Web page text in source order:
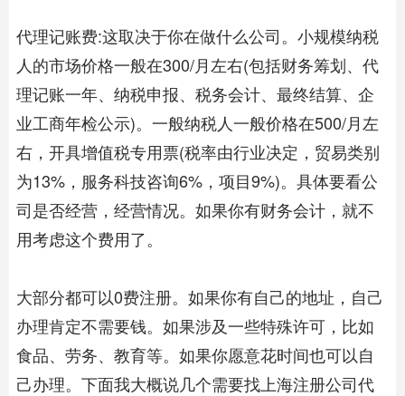
代理记账费:这取决于你在做什么公司。小规模纳税
人的市场价格一般在300/月左右(包括财务筹划、 代
理记账一年、纳税申报、税务会计、最终结算、企
业工商年检公示)。一般纳税人一般价格在500/月左
右，开具增值税专用票(税率由行业决定，贸易类别
为13%，服务科技咨询6%，项目9%)。具体要看公
司是否经营，经营情况。如果你有财务会计，就不
用考虑这个费用了。
大部分都可以0费注册。如果你有自己的地址，自己
办理肯定不需要钱。如果涉及一些特殊许可，比如
食品、劳务、教育等。如果你愿意花时间也可以自
己办理。下面我大概说几个需要找 上海注册公司代